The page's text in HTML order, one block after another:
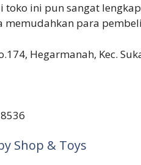
toko ini pun sangat
memudahkan para
Hegarmanah, Kec.
Shop & Toys